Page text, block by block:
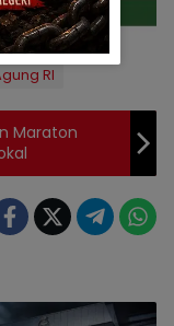
RI
Maraton